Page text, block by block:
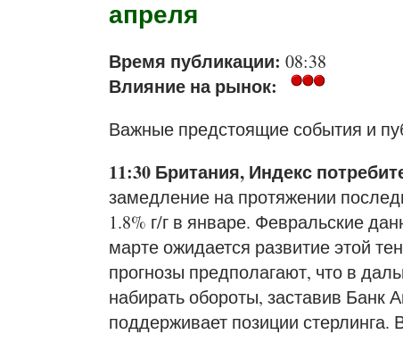
апреля
Время публикации: 08:38
Влияние на рынок:
Важные предстоящие события и
11:30 Британия, Индекс
замедление на протяжении
1.8% г/г в январе. Февральские
марте ожидается развитие этой
прогнозы предполагают, что в
набирать обороты, заставив Банк
поддерживает позиции стерлинга.